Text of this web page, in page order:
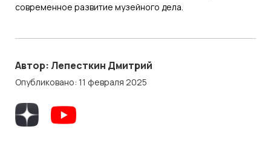
современное развитие музейного дела.
Автор: Лепесткин Дмитрий
Опубликовано: 11 февраля 2025